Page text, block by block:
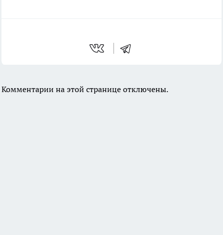
Комментарии на этой странице отключены.